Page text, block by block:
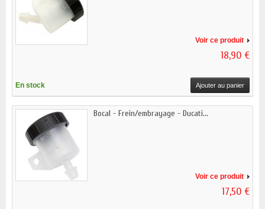
Voir ce produit
18,90 €
En stock Ajouter au panier
Bocal - Frein/embrayage - Ducati...
Voir ce produit
17,50 €